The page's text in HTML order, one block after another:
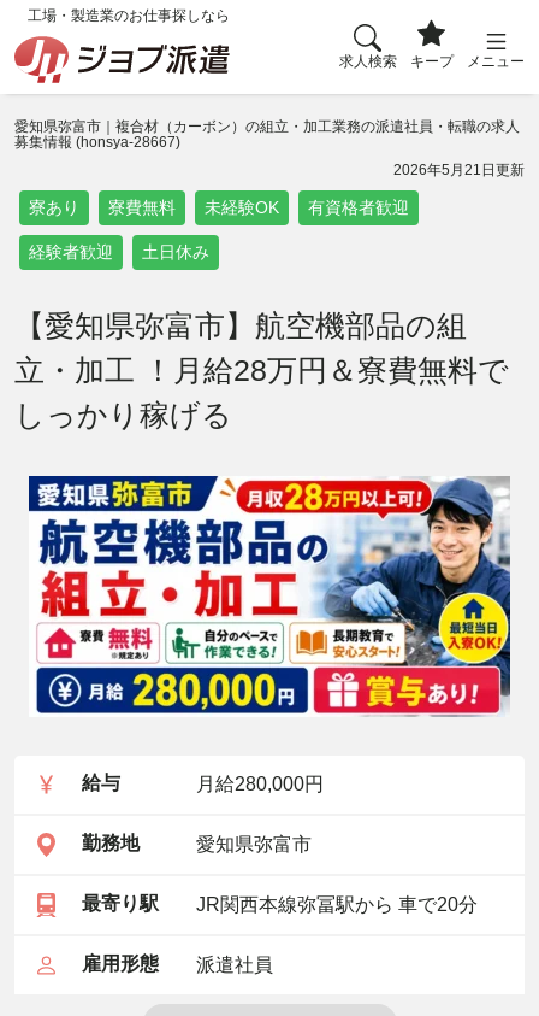
工場・製造業のお仕事探しなら
求人検索 キープ メニュー
愛知県弥富市｜複合材（カーボン）の組立・加工業務の派遣社員・転職の求人
募集情報 (honsya-28667)
2026年5月21日更新
寮あり 寮費無料 未経験OK 有資格者歓迎
経験者歓迎 土日休み
【愛知県弥富市】航空機部品の組
立・加工 ！月給28万円＆寮費無料で
しっかり稼げる
給与 月給280,000円
勤務地 愛知県弥富市
最寄り駅 JR関西本線弥冨駅から 車で20分
雇用形態 派遣社員